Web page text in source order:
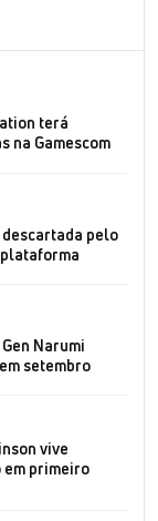
terá
na Gamescom
pelo
Narumi
setembro
vive
primeiro